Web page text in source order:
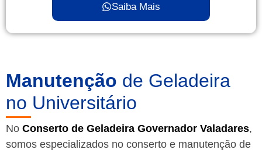
Saiba Mais
Manutenção de Geladeira
no Universitário
No Conserto de Geladeira Governador Valadares,
somos especializados no conserto e manutenção de